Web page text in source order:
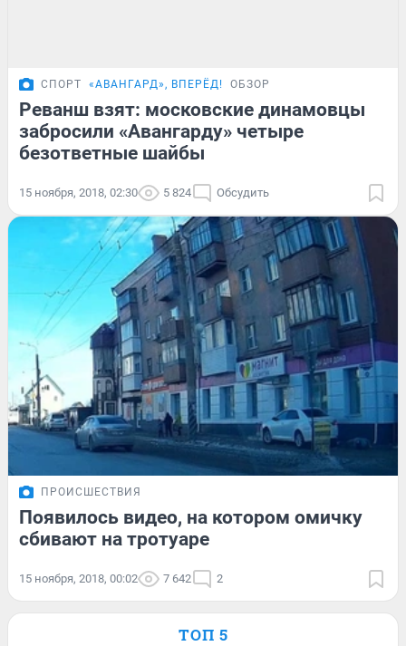
СПОРТ «АВАНГАРД», ВПЕРЁД! ОБЗОР
Реванш взят: московские динамовцы
забросили «Авангарду» четыре
безответные шайбы
15 ноября, 2018, 02:30 5 824 Обсудить
ПРОИСШЕСТВИЯ
Появилось видео, на котором омичку
сбивают на тротуаре
15 ноября, 2018, 00:02 7 642 2
ТОП 5